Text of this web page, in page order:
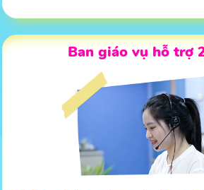
Ban giáo vụ hỗ trợ